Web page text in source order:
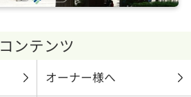
コンテンツ
オーナー様へ